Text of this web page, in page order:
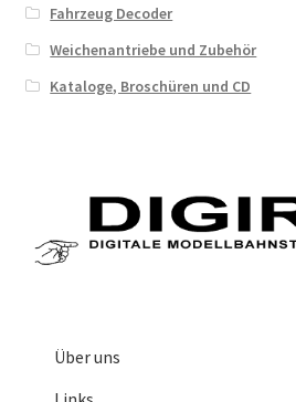
Fahrzeug Decoder
Weichenantriebe und Zubehör
Kataloge, Broschüren und CD
Über uns